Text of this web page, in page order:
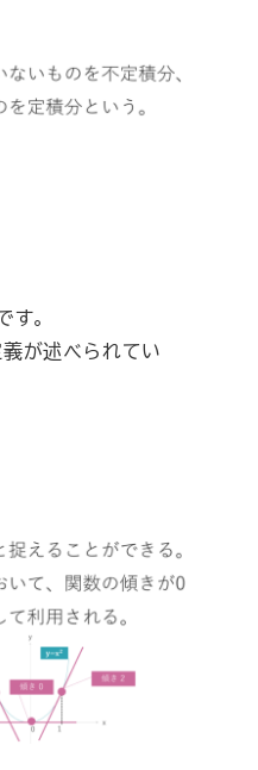
。
が述べられてい